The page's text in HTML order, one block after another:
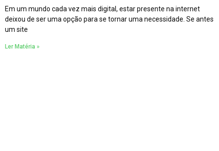
Em um mundo cada vez mais digital, estar presente na internet
deixou de ser uma opção para se tornar uma necessidade. Se antes
um site
Ler Matéria »